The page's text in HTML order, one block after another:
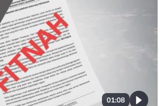
01:08